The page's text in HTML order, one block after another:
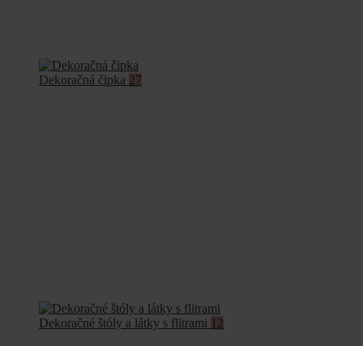
Dekoračná čipka 27
Dekoračné štóly a látky s flitrami 12